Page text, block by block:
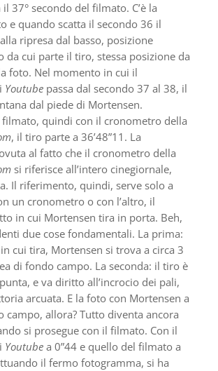
37° secondo del filmato. C’è la
e quando scatta il secondo 36 il
ripresa dal basso, posizione
da cui parte il tiro, stessa posizione da
foto. Nel momento in cui il
Youtube passa dal secondo 37 al 38, il
dal piede di Mortensen.
filmato, quindi con il cronometro della
, il tiro parte a 36’48”11. La
al fatto che il cronometro della
si riferisce all’intero cinegiornale,
Il riferimento, quindi, serve solo a
un cronometro o con l’altro, il
in cui Mortensen tira in porta. Beh,
due cose fondamentali. La prima:
cui tira, Mortensen si trova a circa 3
di fondo campo. La seconda: il tiro è
e va diritto all’incrocio dei pali,
arcuata. E la foto con Mortensen a
campo, allora? Tutto diventa ancora
si prosegue con il filmato. Con il
Youtube a 0”44 e quello del filmato a
il fermo fotogramma, si ha